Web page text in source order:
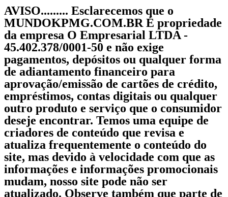
AVISO......... Esclarecemos que o
MUNDOKPMG.COM.BR É propriedade
da empresa O Empresarial LTDA -
45.402.378/0001-50 e não exige
pagamentos, depósitos ou qualquer forma
de adiantamento financeiro para
aprovação/emissão de cartões de crédito,
empréstimos, contas digitais ou qualquer
outro produto e serviço que o consumidor
deseje encontrar. Temos uma equipe de
criadores de conteúdo que revisa e
atualiza frequentemente o conteúdo do
site, mas devido à velocidade com que as
informações e informações promocionais
mudam, nosso site pode não ser
atualizado. Observe também que parte de